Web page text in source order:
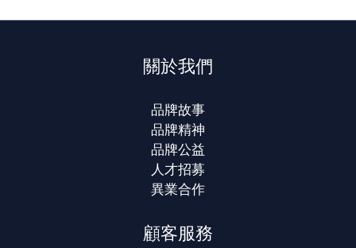
關於我們
品牌故事
品牌精神
品牌公益
人才招募
異業合作
顧客服務